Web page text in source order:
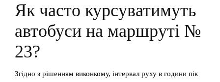
Як часто курсуватимуть
автобуси на маршруті №
23?
Згідно з рішенням виконкому, інтервал руху в години пік